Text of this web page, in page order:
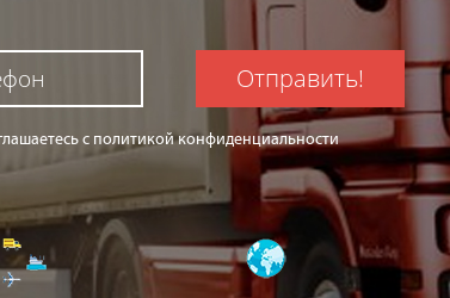
Отправить!
с политикой конфиденциальности